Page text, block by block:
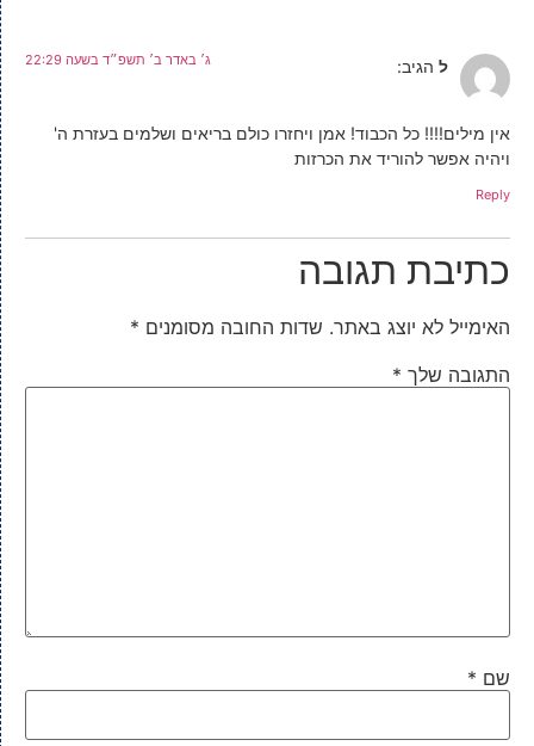
ל הגיב: ג׳ באדר ב׳ תשפ״ד בשעה 22:29
אין מילים!!!! כל הכבוד! אמן ויחזרו כולם בריאים ושלמים בעזרת ה'
ויהיה אפשר להוריד את הכרזות
Reply
כתיבת תגובה
האימייל לא יוצג באתר. שדות החובה מסומנים *
התגובה שלך *
שם *